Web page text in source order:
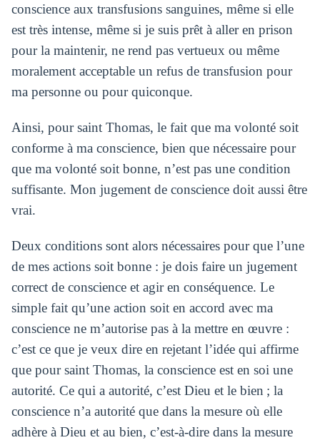
conscience aux transfusions sanguines, même si elle
est très intense, même si je suis prêt à aller en prison
pour la maintenir, ne rend pas vertueux ou même
moralement acceptable un refus de transfusion pour
ma personne ou pour quiconque.
Ainsi, pour saint Thomas, le fait que ma volonté soit
conforme à ma conscience, bien que nécessaire pour
que ma volonté soit bonne, n’est pas une condition
suffisante. Mon jugement de conscience doit aussi être
vrai.
Deux conditions sont alors nécessaires pour que l’une
de mes actions soit bonne : je dois faire un jugement
correct de conscience et agir en conséquence. Le
simple fait qu’une action soit en accord avec ma
conscience ne m’autorise pas à la mettre en œuvre :
c’est ce que je veux dire en rejetant l’idée qui affirme
que pour saint Thomas, la conscience est en soi une
autorité. Ce qui a autorité, c’est Dieu et le bien ; la
conscience n’a autorité que dans la mesure où elle
adhère à Dieu et au bien, c’est-à-dire dans la mesure